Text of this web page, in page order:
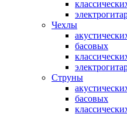
Чехлы
басовых
Струны
басовых